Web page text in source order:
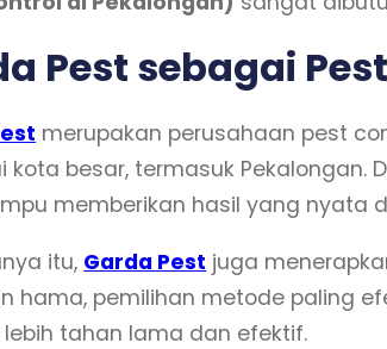
Pest sebagai
merupakan perusahaan pest
kota besar, termasuk
memberikan hasil yang nyata
itu, Garda Pest juga
hama, pemilihan metode paling
tahan lama dan efektif.